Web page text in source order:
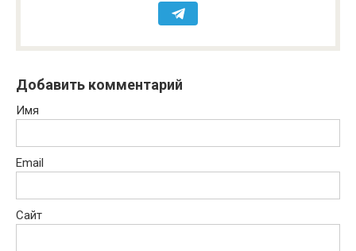
Добавить комментарий
Имя
Email
Сайт